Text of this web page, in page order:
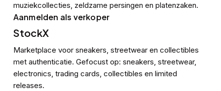
muziekcollecties, zeldzame persingen en platenzaken.
Aanmelden als verkoper
StockX
Marketplace voor sneakers, streetwear en collectibles
met authenticatie. Gefocust op: sneakers, streetwear,
electronics, trading cards, collectibles en limited
releases.